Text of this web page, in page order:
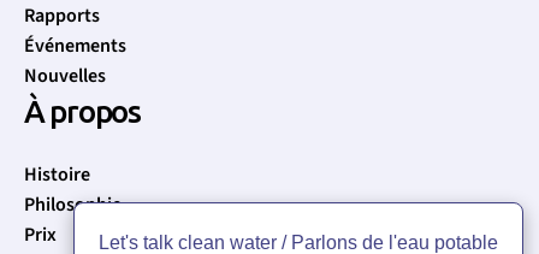
Rapports
Événements
Nouvelles
À propos
Histoire
Philosophie
Prix
Let's talk clean water / Parlons de l'eau potable